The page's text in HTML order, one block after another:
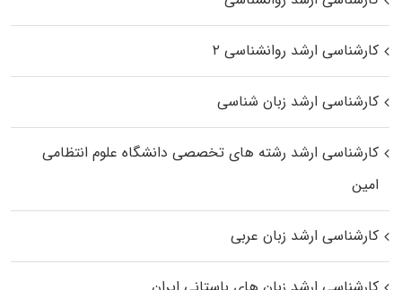
کارشناسی ارشد روانشناسی ۲
کارشناسی ارشد زبان شناسی
کارشناسی ارشد رﺷﺘﻪ ﻫﺎی تخصصی داﻧﺸﮕﺎه ﻋﻠﻮم انتظامی
اﻣﻴﻦ
کارشناسی ارشد زبان عربی